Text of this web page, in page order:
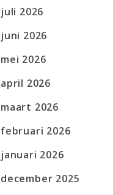
juli 2026
juni 2026
mei 2026
april 2026
maart 2026
februari 2026
januari 2026
december 2025